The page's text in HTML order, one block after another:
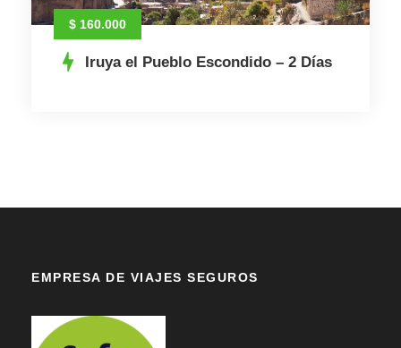
$ 160.000
Iruya el Pueblo Escondido – 2 Días
EMPRESA DE VIAJES SEGUROS